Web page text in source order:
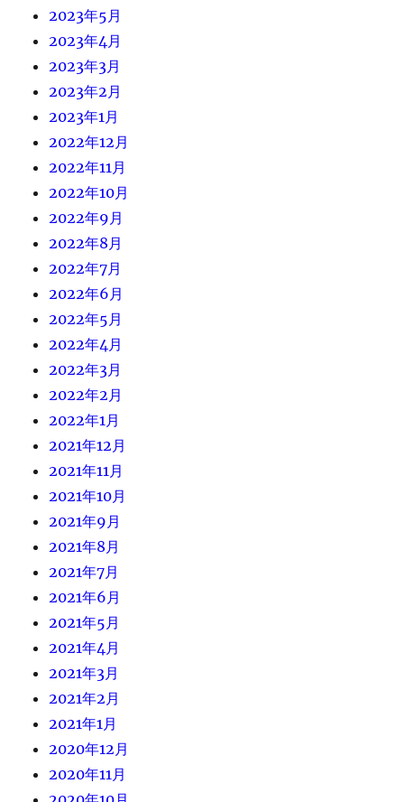
2023年5月
2023年4月
2023年3月
2023年2月
2023年1月
2022年12月
2022年11月
2022年10月
2022年9月
2022年8月
2022年7月
2022年6月
2022年5月
2022年4月
2022年3月
2022年2月
2022年1月
2021年12月
2021年11月
2021年10月
2021年9月
2021年8月
2021年7月
2021年6月
2021年5月
2021年4月
2021年3月
2021年2月
2021年1月
2020年12月
2020年11月